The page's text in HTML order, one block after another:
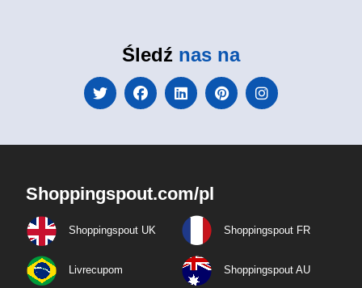
Śledź nas na
Shoppingspout.com/pl
Shoppingspout UK Shoppingspout FR
Livrecupom Shoppingspout AU